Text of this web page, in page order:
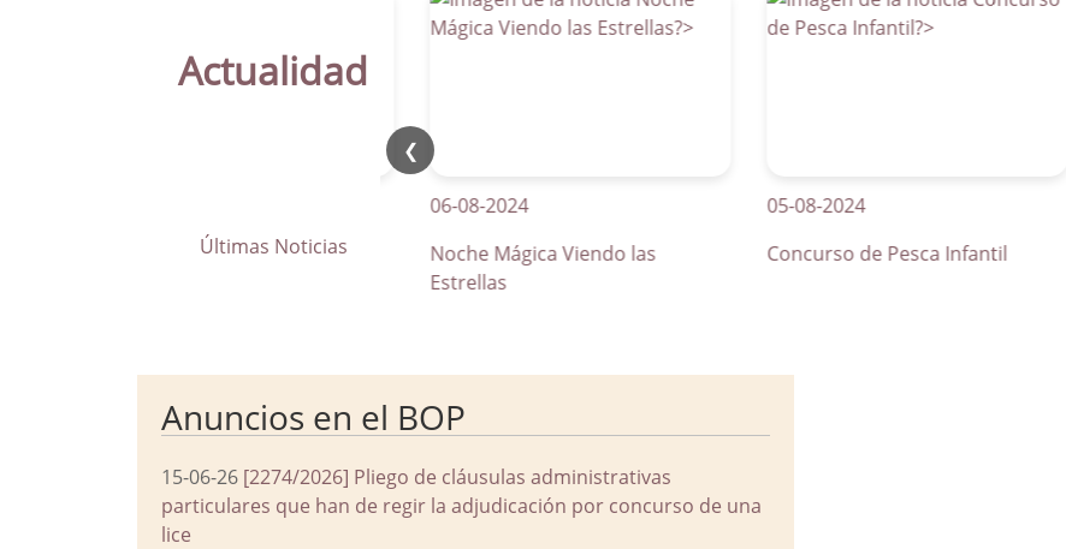
Actualidad
Últimas Noticias
❮
La Parra apuesta por los pasos
06-08-2024
Noche Mágica Viendo las
Estrellas
05-08-2024
Concurso de Pesca Infantil
Anuncios en el BOP
15-06-26 [2274/2026] Pliego de cláusulas administrativas
particulares que han de regir la adjudicación por concurso de una
lice